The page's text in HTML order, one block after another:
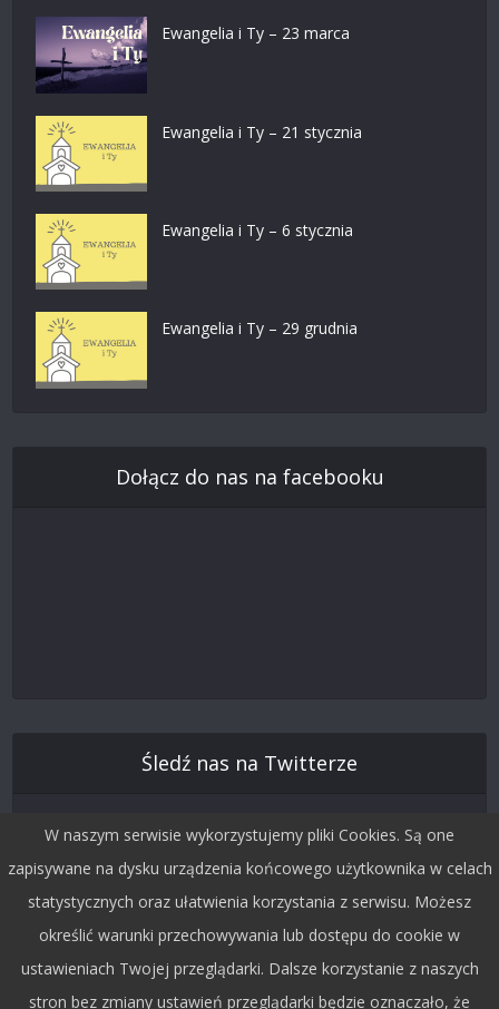
Ewangelia i Ty – 23 marca
Ewangelia i Ty – 21 stycznia
Ewangelia i Ty – 6 stycznia
Ewangelia i Ty – 29 grudnia
Dołącz do nas na facebooku
Śledź nas na Twitterze
W naszym serwisie wykorzystujemy pliki Cookies. Są one
zapisywane na dysku urządzenia końcowego użytkownika w celach
statystycznych oraz ułatwienia korzystania z serwisu. Możesz
określić warunki przechowywania lub dostępu do cookie w
ustawieniach Twojej przeglądarki. Dalsze korzystanie z naszych
stron bez zmiany ustawień przeglądarki będzie oznaczało, że